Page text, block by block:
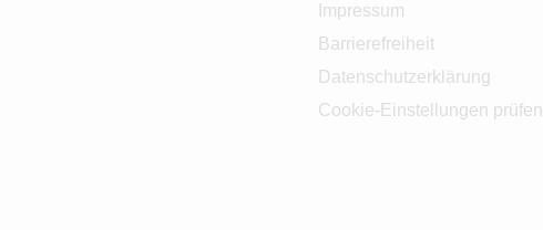
Impressum
Barrierefreiheit
Datenschutzerklärung
Cookie-Einstellungen prüfen